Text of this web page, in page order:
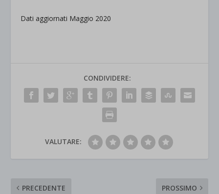
Dati aggiornati Maggio 2020
CONDIVIDERE:
VALUTARE:
PRECEDENTE PROSSIMO